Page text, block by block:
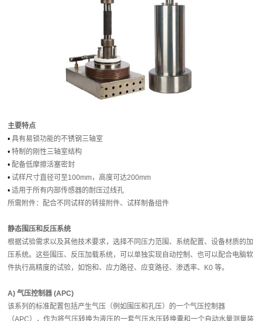
主要特点
•具有易锁功能的不锈钢三轴室
•特制的刚性三轴室结构
• 配备低摩擦活塞密封
•试样尺寸直径可至100mm，高度可达200mm
•适用于所有内部传感器的耐压过线孔
所需附件：配合不同试样的转接附件、试样制备组件
静态围压和反压系统
根据试验需求以及其他技术要求，选择不同压力范围、系统配置、设备材质的加
压系统。这些围压、反压加载系统，可以单独实现自动控制、也可以配合电脑软
件执行高精度的试验，如饱和、应力路径、应变路径、渗透率、K0 等。
A) 气压控制器 (APC)
该系列的标准配置包括产生气压（例如围压和孔压）的一个气压控制器
（APC），作为将气压转换为液压的一套气压水压转换囊和一个自动水量测量装